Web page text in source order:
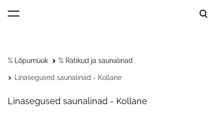
lisati ostukorvi.
% Lõpumüük % Rätikud ja saunalinad
Linasegused saunalinad - Kollane
Linasegused saunalinad - Kollane